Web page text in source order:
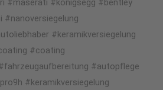
#maserati #königsegg #bentley
#keramikversiegelung
#coating
#autopflege
#keramikversiegelung